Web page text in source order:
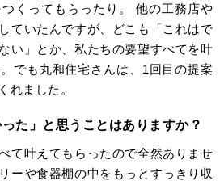
くってもらったり。 他の工務店や
ていたんですが、どこも「これはで
い」とか、私たちの要望すべてを叶
でも丸和住宅さんは、1回目の提案
れました。
た」と思うことはありますか？
て叶えてもらったので全然ありませ
ーや食器棚の中をもっとすっきり収